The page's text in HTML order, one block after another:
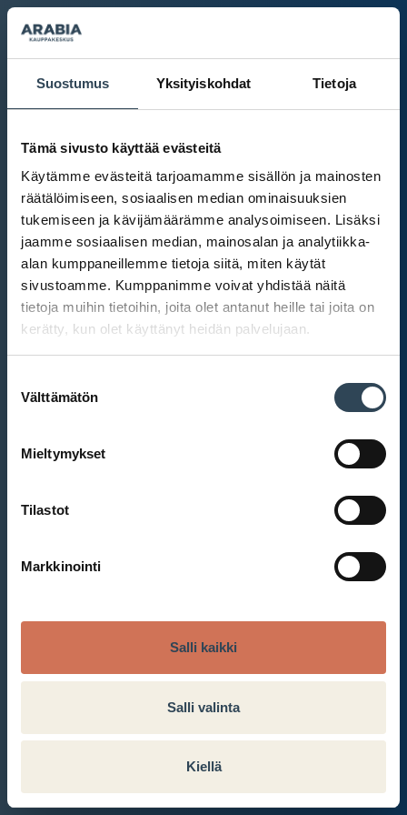
Suostumus Yksityiskohdat Tietoja
Tämä sivusto käyttää evästeitä
Käytämme evästeitä tarjoamamme sisällön ja mainosten
räätälöimiseen, sosiaalisen median ominaisuuksien
tukemiseen ja kävijämäärämme analysoimiseen. Lisäksi
jaamme sosiaalisen median, mainosalan ja analytiikka-
alan kumppaneillemme tietoja siitä, miten käytät
sivustoamme. Kumppanimme voivat yhdistää näitä
tietoja muihin tietoihin, joita olet antanut heille tai joita on
kerätty, kun olet käyttänyt heidän palvelujaan.
valinta
Välttämätön
Mieltymykset
Tilastot
Markkinointi
Salli kaikki
Salli valinta
Kiellä
Kauppakeskus Arabia
Et ole kirjautunut sisään. Kirjaudu sisään